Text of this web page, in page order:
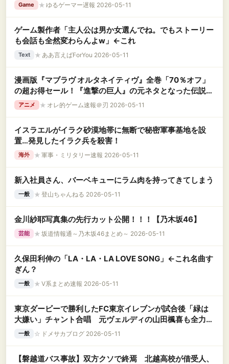
Game ★ ゆるゲーマー遅報 2026-05-11
ゲーム製作者「主人公は男か女選んでね。でもストーリー
も会話も全然変わらんよw」←これ
Text ★ ああ言えばForYou 2026-05-11
漫画版『マブラヴ オルタネイティヴ』全巻「70％オフ」
の超お得セール！『進撃の巨人』の元ネタとなった伝説的
な名作！全17巻「10,780円」→「3,232円」
アニメ ★ オレ的ゲーム速報＠刃 2026-05-11
イスラエルがイラク砂漠地帯に無断で秘密軍事基地を設
置…発見したイラク兵を殺害！
海外 ★ 軍事・ミリタリー速報 2026-05-11
新入社員さん、バーベキューにラム肉を持ってきてしまう
一般 ★ 登山ちゃんねる 2026-05-11
金川紗耶写真集の先行カット公開！！！【乃木坂46】
芸能 ★ 坂道情報通～乃木坂46まとめ～ 2026-05-11
久保田利伸の「LA・LA・LA LOVE SONG」←これ名曲す
ぎん？
一般 ★ V系まとめ速報 2026-05-11
東京ダービーで勝利したFC東京イレブンが試合後「緑は
大嫌い」チャント合唱 元ヴェルディの山田楓喜も全力ガ
ッツポーズで熱唱
一般 ☆ ドメサカブログ 2026-05-11
【磐越道バス事故】双方クソで終焉 北越高校が借受人、